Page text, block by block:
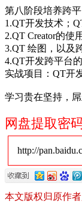
第八阶段培养跨
1.QT开发技术；
2.QT Creator的使
3.QT 绘图，以及
4.QT开发跨平台
实战项目：QT开
学习贵在坚持，
网盘提取密
http://
本文版权归原作